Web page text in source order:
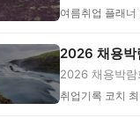
질...
여름취업 플래너
2026 채용박
2026 채용박람
단...
취업기록 코치